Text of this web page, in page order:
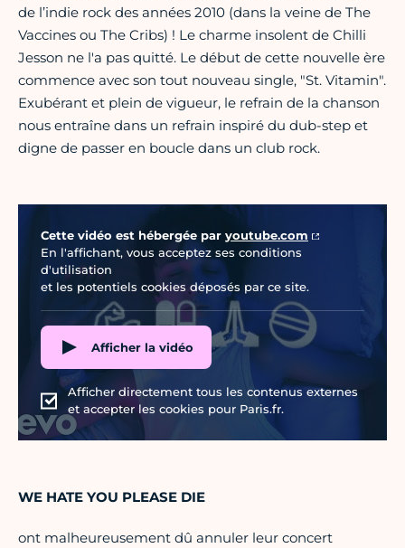
de l’indie rock des années 2010 (dans la veine de The
Vaccines ou The Cribs) ! Le charme insolent de Chilli
Jesson ne l'a pas quitté. Le début de cette nouvelle ère
commence avec son tout nouveau single, "St. Vitamin".
Exubérant et plein de vigueur, le refrain de la chanson
nous entraîne dans un refrain inspiré du dub-step et
digne de passer en boucle dans un club rock.
Cette vidéo est hébergée par youtube.com
En l'affichant, vous acceptez ses conditions
d'utilisation
et les potentiels cookies déposés par ce site.
Afficher la vidéo
Afficher directement tous les contenus externes
et accepter les cookies pour Paris.fr.
WE HATE YOU PLEASE DIE
ont malheureusement dû annuler leur concert